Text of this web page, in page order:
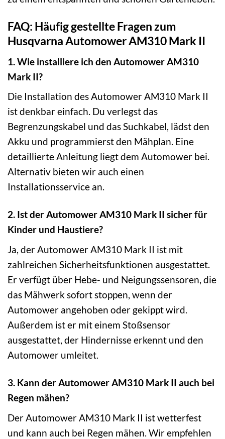
FAQ: Häufig gestellte Fragen zum
Husqvarna Automower AM310 Mark II
1. Wie installiere ich den Automower AM310
Mark II?
Die Installation des Automower AM310 Mark II
ist denkbar einfach. Du verlegst das
Begrenzungskabel und das Suchkabel, lädst den
Akku und programmierst den Mähplan. Eine
detaillierte Anleitung liegt dem Automower bei.
Alternativ bieten wir auch einen
Installationsservice an.
2. Ist der Automower AM310 Mark II sicher für
Kinder und Haustiere?
Ja, der Automower AM310 Mark II ist mit
zahlreichen Sicherheitsfunktionen ausgestattet.
Er verfügt über Hebe- und Neigungssensoren, die
das Mähwerk sofort stoppen, wenn der
Automower angehoben oder gekippt wird.
Außerdem ist er mit einem Stoßsensor
ausgestattet, der Hindernisse erkennt und den
Automower umleitet.
3. Kann der Automower AM310 Mark II auch bei
Regen mähen?
Der Automower AM310 Mark II ist wetterfest
und kann auch bei Regen mähen. Wir empfehlen